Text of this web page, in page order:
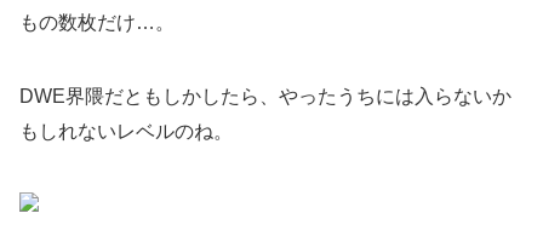
もの数枚だけ…。
DWE界隈だともしかしたら、やったうちには入らないか
もしれないレベルのね。